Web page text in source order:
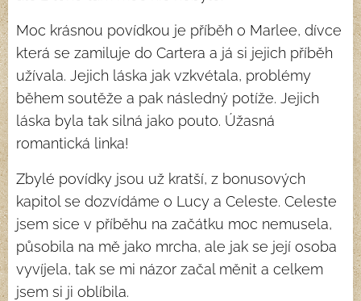
Moc krásnou povídkou je příběh o Marlee, dívce
která se zamiluje do Cartera a já si jejich příběh
užívala. Jejich láska jak vzkvétala, problémy
během soutěže a pak následný potíže. Jejich
láska byla tak silná jako pouto. Úžasná
romantická linka!
Zbylé povídky jsou už kratší, z bonusových
kapitol se dozvídáme o Lucy a Celeste. Celeste
jsem sice v příběhu na začátku moc nemusela,
působila na mě jako mrcha, ale jak se její osoba
vyvíjela, tak se mi názor začal měnit a celkem
jsem si ji oblíbila.